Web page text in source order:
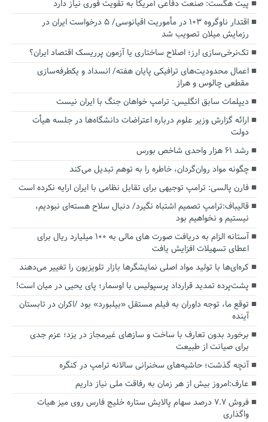
پیت هگست: صنعت دفاعی آمریکا به تقویت فوری نیاز دارد
اقتدار ناوگروه ۱۰۳ در مأموریت‌ اقیانوسی/ ۵ درخواست ایران در
رزمایش میلان تصویب شد
تک‌نرخی‌سازی ارز؛ اصلاح ساختاری یا آزمون پرریسک اقتصاد ایران؟
اعمال محدودیت‌های ترافیکی پایان هفته/ انسداد و یکطرفه‌سازی
مقطعی چالوس و هراز
دیپلمات سابق انگلیس:‌ ترامپ خواهان جنگ با ایران نیست
ارائه گزارش وزیر علوم درباره اعتراضات دانشگاه‌ها در جلسه هیأت
دولت
رشد ۶۱ هزار واحدی شاخص بورس
چگونه مواد روان‌گردان، خاطره را به توهم تبدیل می‌کند
فارن پالسی: ترامپ توجیهی برای تقابل نظامی با ایران ارایه نکرده است
قالیباف:ترامپ تصمیم اشتباه نگیرد/ دنبال سلاح هسته‌ای نبودیم،
نیستیم و نخواهیم بود
آستانه الزام به دریافت صورت های مالی به ۱۰۰ میلیارد ریال برای
اعطای تسهیلات افزایش یافت
کره‌ای‌ها با تولید مواد اصلی نمایشگرها بازار تلویزیون را تغییر می‌دهند
پشت‌پرده تمدید قرارداد پرسپولیس با اوسمار؛ پای یحیی در میان است!
توقع ما، توجه داوران به فیلم مستقل «بیلبورد» بود /اکران در تابستان
آینده
برخورد بدون تعارف با ساخت‌ و سازهای غیرمجاز در یزد؛ عزم جدی
برای صیانت از طبیعت
آنچه گذشت؛ حاشیه‌های سخنرانی سالانه ترامپ در کنگره
عارف:امروز بیش از هر زمان به رفاقت ملی نیاز داریم
فروش ۷.۷ درصد سهام پالایش ستاره خلیج فارس روی میز هیات
واگذاری